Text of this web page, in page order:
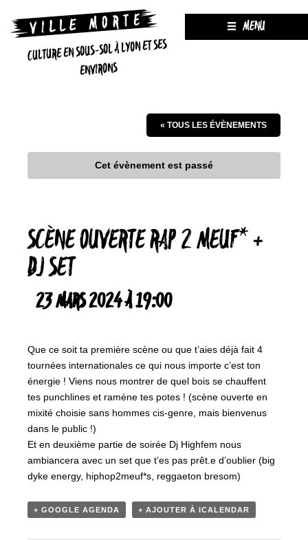
CULTURE EN SOUS-SOL À LYON ET SES
ENVIRONS
MENU
« TOUS LES ÉVÈNEMENTS
Cet évènement est passé
SCÈNE OUVERTE RAP 2 MEUF* +
DJ SET
23 MARS 2024 À 19:00
Que ce soit ta première scène ou que t’aies déjà fait 4
tournées internationales ce qui nous importe c’est ton
énergie ! Viens nous montrer de quel bois se chauffent
tes punchlines et ramène tes potes ! (scène ouverte en
mixité choisie sans hommes cis-genre, mais bienvenus
dans le public !)
Et en deuxième partie de soirée Dj Highfem nous
ambiancera avec un set que t’es pas prêt.e d’oublier (big
dyke energy, hiphop2meuf*s, reggaeton bresom)
+ GOOGLE AGENDA + AJOUTER À ICALENDAR